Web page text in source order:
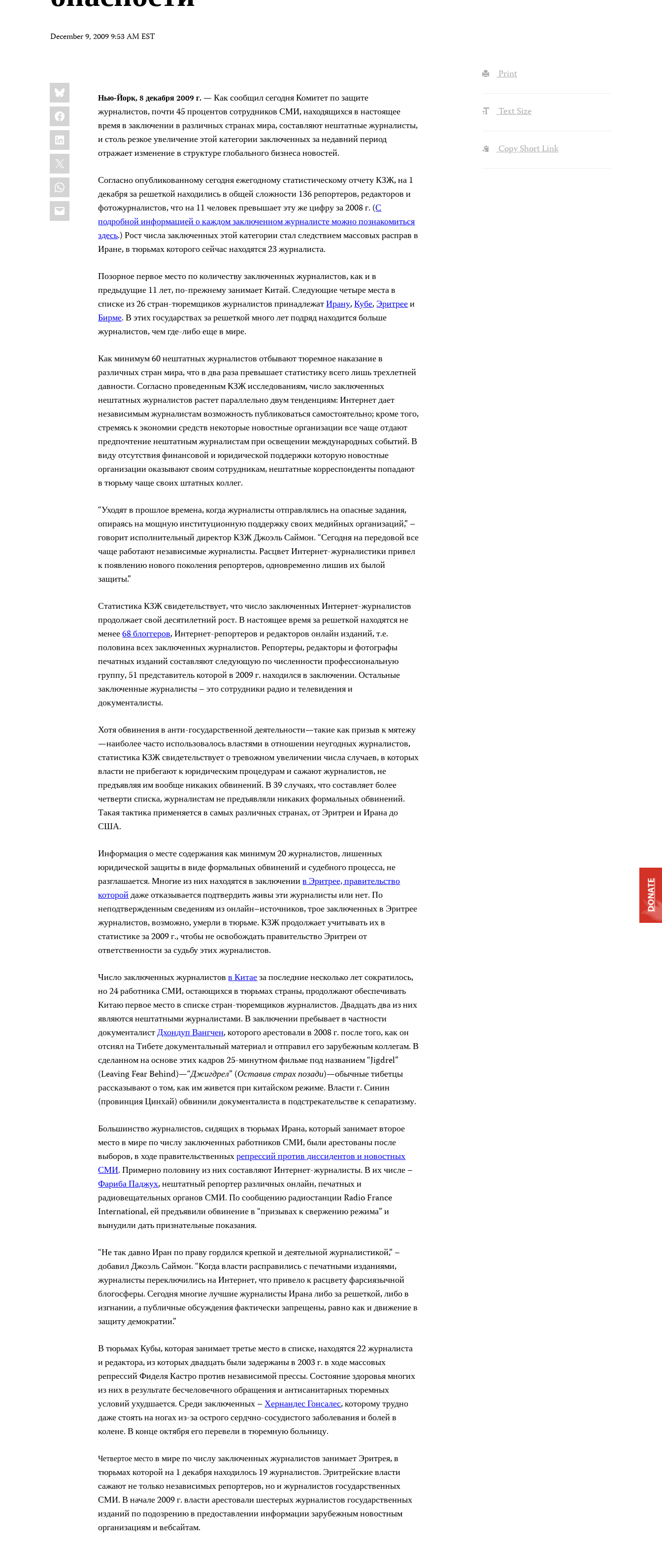
December 9, 2009 9:53 AM EST
Share
this:
Bluesky
Facebook
LinkedIn
X
WhatsApp
Email
Нью-Йорк, 8 декабря 2009 г.— Как сообщил сегодня Комитет по защите
журналистов, почти 45 процентов сотрудников СМИ, находящихся в настоящее
время в заключении в различных странах мира, составляют нештатные журналисты,
и столь резкое увеличение этой категории заключенных за недавний период
отражает изменение в структуре глобального бизнеса новостей.
Согласно опубликованному сегодня ежегодному статистическому отчету КЗЖ, на 1
декабря за решеткой находились в общей сложности 136 репортеров, редакторов и
фотожурналистов, что на 11 человек превышает эту же цифру за 2008 г. (С
подробной информацией о каждом заключенном журналисте можно познакомиться
здесь.)Рост числа заключенных этой категории стал следствием массовых расправ в
Иране, в тюрьмах которого сейчас находятся 23 журналиста.
Позорное первое место по количеству заключенных журналистов, как и в
предыдущие 11 лет, по-прежнему занимает Китай. Следующие четыре места в
списке из 26 стран-тюремщиков журналистов принадлежатИрану,Кубе,Эритрееи
Бирме. В этих государствах за решеткой много лет подряд находится больше
журналистов, чем где-либо еще в мире.
Как минимум 60 нештатных журналистов отбывают тюремное наказание в
различных стран мира, что в два раза превышает статистику всего лишь трехлетней
давности. Согласно проведенным КЗЖ исследованиям, число заключенных
нештатных журналистов растет параллельно двум тенденциям: Интернет дает
независимым журналистам возможность публиковаться самостоятельно;кроме того,
стремясь к экономии средств некоторые новостные организации все чаще отдают
предпочтение нештатным журналистам при освещении международных событий. В
виду отсутствия финансовой и юридической поддержки которую новостные
организации оказывают своим сотрудникам,нештатные корреспонденты попадают
в тюрьму чаще своих штатных коллег.
“Уходят в прошлое времена, когда журналисты отправлялись на опасные задания,
опираясь на мощную институционнуюподдержку своих медийных организаций,” –
говорит исполнительный директор КЗЖ Джоэль Саймон. “Сегодня на передовой все
чаще работают независимыежурналисты.Расцвет Интернет-журналистики привел
к появлению нового поколения репортеров, одновременно лишив их былой
защиты.”
Статистика КЗЖ свидетельствует, что число заключенных Интернет-журналистов
продолжает свой десятилетний рост. В настоящее время за решеткой находятся не
менее68 блоггеров, Интернет-репортеров и редакторов онлайн изданий, т.е.
половина всех заключенных журналистов. Репортеры, редакторы и фотографы
печатных изданий составляют следующую по численности профессиональную
группу, 51 представитель которой в 2009 г. находился в заключении. Остальные
заключенные журналисты – это сотрудники радио и телевидения и
документалисты.
Хотя обвинения в анти-государственной деятельности—такие как призыв к мятежу
—наиболее часто использовалось властями в отношении неугодных журналистов,
статистика КЗЖ свидетельствует о тревожном увеличении числа случаев, в которых
власти не прибегают к юридическим процедурам и сажают журналистов, не
предъявляя им вообще никаких обвинений. В 39 случаях, что составляет более
четверти списка, журналистам не предъявляли никаких формальных обвинений.
Такая тактика применяется в самых различных странах, от Эритреи и Ирана до
США.
Информация о месте содержания как минимум 20 журналистов, лишенных
юридической защиты в виде формальных обвинений и судебного процесса, не
разглашается. Многие из них находятся в заключениив Эритрее, правительство
которойдаже отказывается подтвердить живы эти журналисты или нет. По
неподтвержденным сведениям из онлайн–источников, трое заключенных в Эритрее
журналистов, возможно, умерли в тюрьме. КЗЖ продолжает учитывать их в
статистике за2009 г., чтобы не освобождать правительство Эритреи от
ответственности за судьбу этих журналистов.
Число заключенных журналистовв Китаеза последние несколько лет сократилось,
но 24 работника СМИ, остающихся в тюрьмах страны, продолжают обеспечивать
Китаю первое место в списке стран-тюремщиков журналистов. Двадцать два из них
являются нештатными журналистами.В заключении пребывает в частности
документалистДхондуп Вангчен, которого арестовали в 2008 г. после того, как он
отснял на Тибете документальный материал и отправил его зарубежным коллегам. В
сделанном на основе этих кадров 25-минутном фильме под названием“Jigdrel”
(Leaving Fear Behind)—“Джигдрел” (Оставив страх позади)—обычные тибетцы
рассказывают о том, как им живется при китайском режиме. Власти г. Синин
(провинция Цинхай) обвинили документалиста в подстрекательстве к сепаратизму.
Большинство журналистов, сидящих в тюрьмах Ирана, который занимает второе
место в мире по числу заключенных работников СМИ, были арестованы после
выборов,в ходе правительственныхрепрессий против диссидентов и новостных
СМИ. Примерно половину из них составляют Интернет-журналисты. В их числе –
Фариба Паджух,нештатный репортер различных онлайн, печатных и
радиовещательных органов СМИ. По сообщению радиостанцииRadio France
International, ей предъявили обвинение в “призывах к свержению режима” и
вынудили дать признательные показания.
“Не так давно Иран по праву гордился крепкой и деятельной журналистикой,” –
добавил Джоэль Саймон. “Когда власти расправились с печатными изданиями,
журналисты переключились на Интернет, что привело к расцвету фарсиязычной
блогосферы. Сегодня многие лучшие журналисты Ирана либо за решеткой, либо в
изгнании, а публичные обсуждения фактически запрещены, равно как и движение в
защиту демократии.”
В тюрьмах Кубы, которая занимает третье место в списке, находятся 22 журналиста
и редактора, из которых двадцать были задержаны в 2003 г. в ходе массовых
репрессий Фиделя Кастро против независимой прессы. Состояние здоровья многих
из них в результате бесчеловечного обращения и антисанитарных тюремных
условий ухудшается. Среди заключенных –Хернандес Гонсалес, которому трудно
даже стоять на ногах из-за острого сердчно-сосудистого заболевания и болей в
колене. В конце октября его перевели в тюремную больницу.
Четвертое местов мире по числу заключенных журналистовзанимает Эритрея, в
тюрьмах которой на 1 декабря находилось 19 журналистов. Эритрейские власти
сажают не только независимых репортеров, но и журналистов государственных
СМИ. В начале2009 г. власти арестовали шестерых журналистов государственных
изданий по подозрению в предоставлении информации зарубежным новостным
организациям и вебсайтам.
Print
Text Size
Copy Short Link
DONATE